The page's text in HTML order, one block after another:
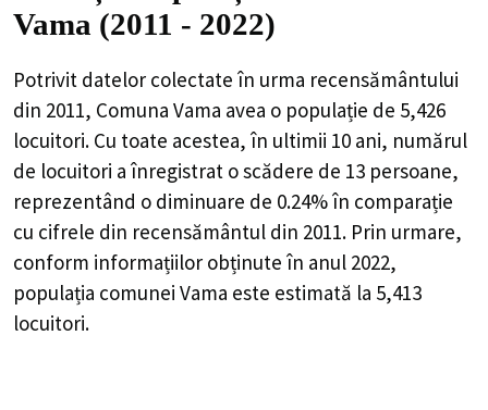
Vama (2011 - 2022)
Potrivit datelor colectate în urma recensământului
din 2011, Comuna Vama avea o populație de 5,426
locuitori. Cu toate acestea, în ultimii 10 ani, numărul
de locuitori a înregistrat oscădere de 13 persoane,
reprezentând o diminuare de 0.24%în comparație
cu cifrele din recensământul din 2011. Prin urmare,
conform informațiilor obținute în anul 2022,
populația comunei Vama este estimată la 5,413
locuitori.